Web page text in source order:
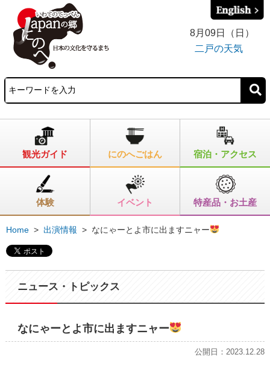
8月09日（日）
二戸の天気
観光ガイド にのへごはん 宿泊・アクセス
体験 イベント 特産品・お土産
Home > 出演情報 > なにゃーとよ市に出ますニャー
ニュース・トピックス
なにゃーとよ市に出ますニャー
公開日：2023.12.28